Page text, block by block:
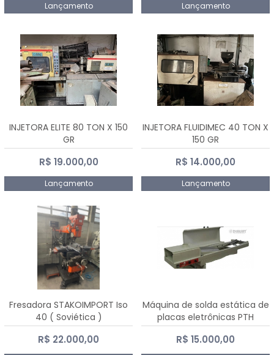
Lançamento Lançamento
INJETORA ELITE 80 TON X 150
GR
R$ 19.000,00
Lançamento
INJETORA FLUIDIMEC 40 TON X
150 GR
R$ 14.000,00
Lançamento
Fresadora STAKOIMPORT Iso
40 ( Soviética )
R$ 22.000,00
Máquina de solda estática de
placas eletrônicas PTH
DIALSAT
R$ 15.000,00